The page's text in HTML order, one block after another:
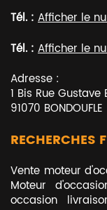
Tél. : Afficher le
Tél. : Afficher le
Adresse :
1 Bis Rue Gustave
91070 BONDOUFLE
RECHERCHES
Vente moteur
Moteur
occasion